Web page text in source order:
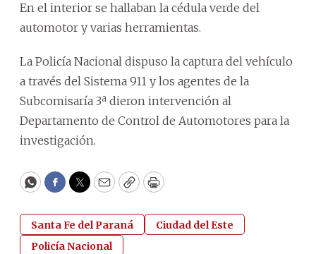
En el interior se hallaban la cédula verde del
automotor y varias herramientas.
La Policía Nacional dispuso la captura del vehículo
a través del Sistema 911 y los agentes de la
Subcomisaría 3ª dieron intervención al
Departamento de Control de Automotores para la
investigación.
WhatsApp
Facebook
Twitter
EmailCopyPrint
Santa Fe del Paraná
Ciudad del Este
Policía Nacional